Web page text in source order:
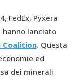
FedEx, Pyxera
hanno lanciato
Coalition. Questa
ed
dei minerali